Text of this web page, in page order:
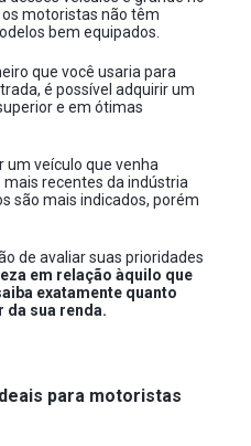
motoristas não têm
bem equipados.
que você usaria para
é possível adquirir um
e em ótimas
um veículo que venha
recentes da indústria
são mais indicados, porém
de avaliar suas prioridades
em relação àquilo que
exatamente quanto
da sua renda.
para motoristas